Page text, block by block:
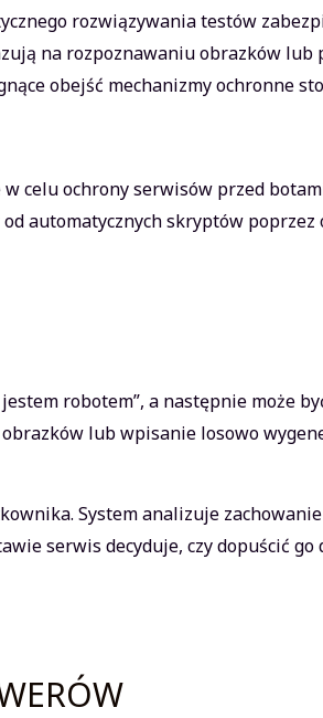
rozwiązywania testów
na rozpoznawaniu obrazków lub
obejść mechanizmy ochronne
celu ochrony serwisów przed
automatycznych skryptów
robotem”, a następnie może
lub wpisanie losowo
System analizuje
serwis decyduje, czy dopuścić go